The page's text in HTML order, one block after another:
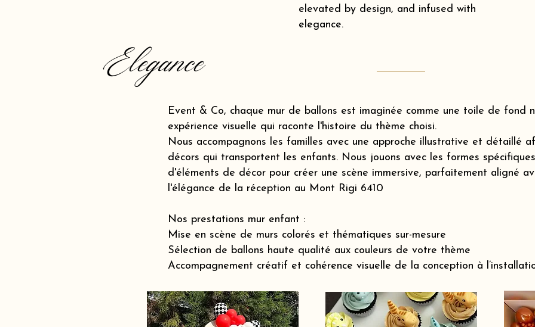
elevated by design, and infused with
elegance.
Elegance
Event & Co, chaque mur de ballons est imaginée comme une toile de fond
expérience visuelle qui raconte l'histoire du thème choisi.
Nous accompagnons les familles avec une approche illustrative et détaillé
décors qui transportent les enfants. Nous jouons avec les formes
d'éléments de décor pour créer une scène immersive, parfaitement aligné
l'élégance de la réception au Mont Rigi 6410
Nos prestations mur enfant :
Mise en scène de murs colorés et thématiques sur-mesure
Sélection de ballons haute qualité aux couleurs de votre thème
Accompagnement créatif et cohérence visuelle de la conception à